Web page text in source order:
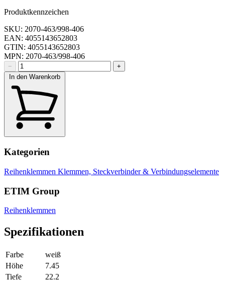
Produktkennzeichen
SKU: 2070-463/998-406
EAN: 4055143652803
GTIN: 4055143652803
MPN: 2070-463/998-406
−
+
In den Warenkorb
Kategorien
Reihenklemmen Klemmen, Steckverbinder & Verbindungselemente
ETIM Group
Reihenklemmen
Spezifikationen
Farbe
weiß
Höhe
7.45
Tiefe
22.2